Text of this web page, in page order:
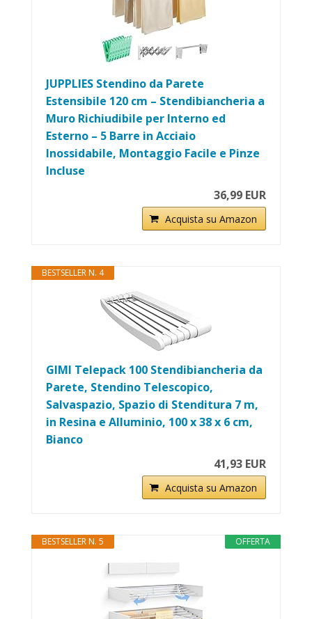
JUPPLIES Stendino da Parete
Estensibile 120 cm – Stendibiancheria a
Muro Richiudibile per Interno ed
Esterno – 5 Barre in Acciaio
Inossidabile, Montaggio Facile e Pinze
Incluse
36,99 EUR
Acquista su Amazon
BESTSELLER N. 4
GIMI Telepack 100 Stendibiancheria da
Parete, Stendino Telescopico,
Salvaspazio, Spazio di Stenditura 7 m,
in Resina e Alluminio, 100 x 38 x 6 cm,
Bianco
41,93 EUR
Acquista su Amazon
OFFERTA
BESTSELLER N. 5